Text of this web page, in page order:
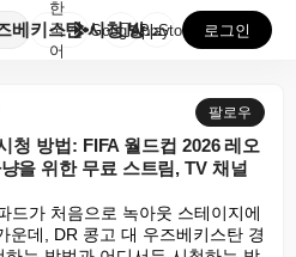
DR 콩고 대 우즈베키스탄 시청 방법: FIFA 월드컵...
한
국
어
GooglePlay
AppStore 로그인
팔로우
청 방법: FIFA 월드컵 2026 레오
을 위한 무료 스트림, TV 채널
드가 처음으로 녹아웃 스테이지에
운데, DR 콩고 대 우즈베키스탄 경